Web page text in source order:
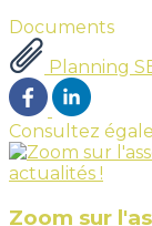
Documents
Planning
Consultez
Zoom sur